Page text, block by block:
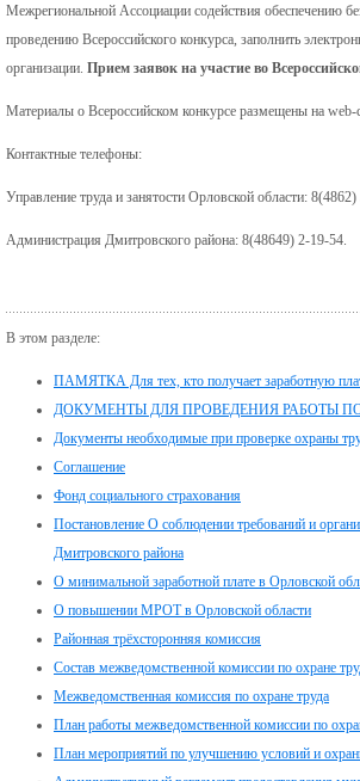
Межрегиональной Ассоциации содействия обеспечению
проведению Всероссийского конкурса, заполнить
организации. Прием заявок на участие во
Материалы о Всероссийском конкурсе размещены на
Контактные телефоны:
Управление труда и занятости Орловской области:
Администрация Дмитровского района: 8(48649) 2-19-54.
В этом разделе:
ПАМЯТКА Для тех, кто получает заработную
ДОКУМЕНТЫ ДЛЯ ПРОВЕДЕНИЯ РАБОТЫ
Документы необходимые при проверке охраны
Соглашение
Фонд социального страхования
Постановление О соблюдении требований и
Дмитровского района
О минимальной заработной плате в Орловской
О повышении МРОТ в Орловской области
Районная трёхсторонняя комиссия
Состав межведомственной комиссии по охране
Межведомственная комиссия по охране труда
План работы межведомственной комиссии по
План мероприятий по улучшению условий и